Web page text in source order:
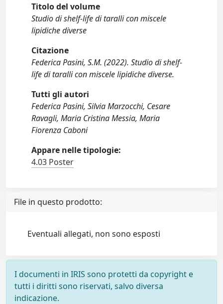
Titolo del volume
Studio di shelf-life di taralli con miscele
lipidiche diverse
Citazione
Federica Pasini, S.M. (2022). Studio di shelf-
life di taralli con miscele lipidiche diverse.
Tutti gli autori
Federica Pasini, Silvia Marzocchi, Cesare
Ravagli, Maria Cristina Messia, Maria
Fiorenza Caboni
Appare nelle tipologie:
4.03 Poster
File in questo prodotto:
Eventuali allegati, non sono esposti
I documenti in IRIS sono protetti da copyright e
tutti i diritti sono riservati, salvo diversa
indicazione.